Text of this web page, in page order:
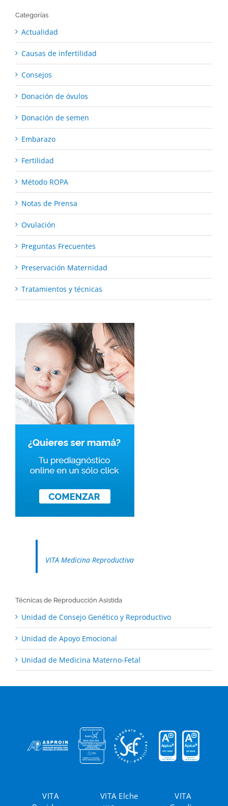
Categorías
Actualidad
Causas de infertilidad
Consejos
Donación de óvulos
Donación de semen
Embarazo
Fertilidad
Método ROPA
Notas de Prensa
Ovulación
Preguntas Frecuentes
Preservación Maternidad
Tratamientos y técnicas
VITA Medicina Reproductiva
Técnicas de Reproducción Asistida
Unidad de Consejo Genético y Reproductivo
Unidad de Apoyo Emocional
Unidad de Medicina Materno-Fetal
VITA
VITA Elche
VITA